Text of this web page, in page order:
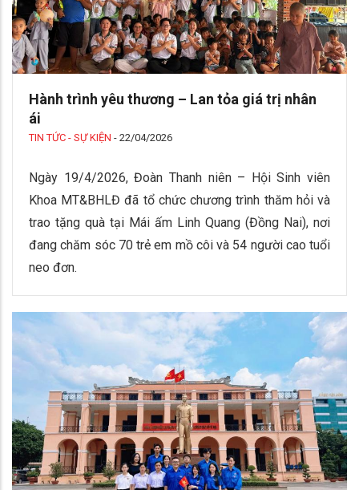
Hành trình yêu thương – Lan tỏa giá trị nhân
ái
TIN TỨC - SỰ KIỆN - 22/04/2026
Ngày 19/4/2026, Đoàn Thanh niên – Hội Sinh viên
Khoa MT&BHLĐ đã tổ chức chương trình thăm hỏi và
trao tặng quà tại Mái ấm Linh Quang (Đồng Nai), nơi
đang chăm sóc 70 trẻ em mồ côi và 54 người cao tuổi
neo đơn.